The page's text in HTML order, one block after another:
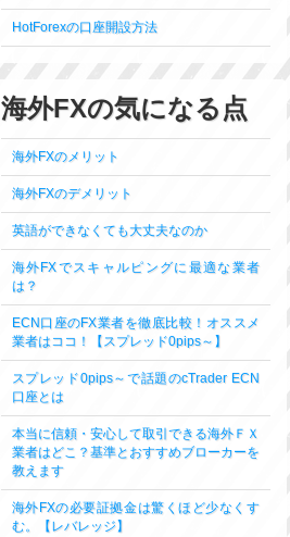
HotForexの口座開設方法
海外FXの気になる点
海外FXのメリット
海外FXのデメリット
英語ができなくても大丈夫なのか
海外FXでスキャルピングに最適な業者
は？
ECN口座のFX業者を徹底比較！オススメ
業者はココ！【スプレッド0pips～】
スプレッド0pips～で話題のcTrader ECN
口座とは
本当に信頼・安心して取引できる海外ＦＸ
業者はどこ？基準とおすすめブローカーを
教えます
海外FXの必要証拠金は驚くほど少なくす
む。【レバレッジ】